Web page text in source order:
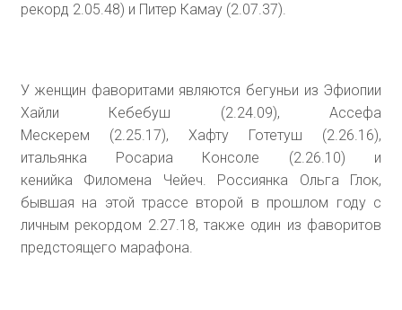
рекорд 2.05.48) и Питер Камау (2.07.37).
У женщин фаворитами являются бегуньи из Эфиопии
Хайли Кебебуш (2.24.09), Ассефа
Мескерем (2.25.17), Хафту Готетуш (2.26.16),
итальянка Росариа Консоле (2.26.10) и
кенийка Филомена Чейеч. Россиянка Ольга Глок,
бывшая на этой трассе второй в прошлом году с
личным рекордом 2.27.18, также один из фаворитов
предстоящего марафона.